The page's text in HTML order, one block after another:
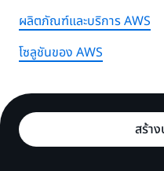
ผลิตภัณฑ์และบริการ AWS
โซลูชันของ AWS
สร้า